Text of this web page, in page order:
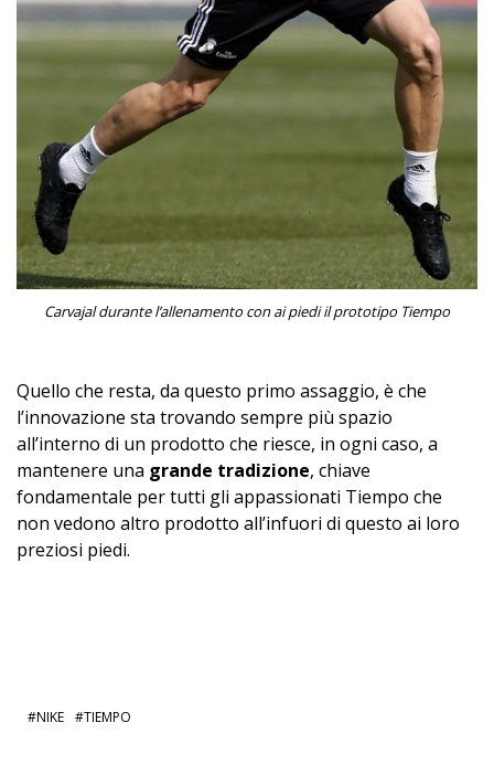
Carvajal durante l’allenamento con ai piedi il prototipo Tiempo
Quello che resta, da questo primo assaggio, è che
l’innovazione sta trovando sempre più spazio
all’interno di un prodotto che riesce, in ogni caso, a
mantenere una grande tradizione, chiave
fondamentale per tutti gli appassionati Tiempo che
non vedono altro prodotto all’infuori di questo ai loro
preziosi piedi.
NIKE TIEMPO